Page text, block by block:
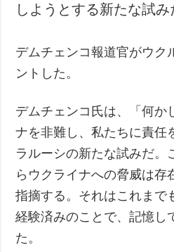
しようとする新たな試み
デムチェンコ報道官がウク
ントした。
デムチェンコ氏は、「何か
ナを非難し、私たちに責任
ラルーシの新たな試みだ。
らウクライナへの脅威は存
指摘する。それはこれまで
経験済みのことで、記憶し
た。